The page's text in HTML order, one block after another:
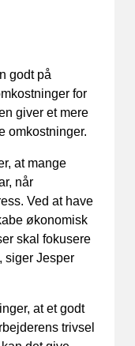
godt på
for
giver et mere
omkostninger.
at mange
når
Ved at have
økonomisk
skal fokusere
siger Jesper
at et godt
trivsel